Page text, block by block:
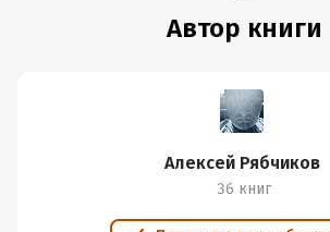
Автор книги
Алексей Рябчиков
36 книг